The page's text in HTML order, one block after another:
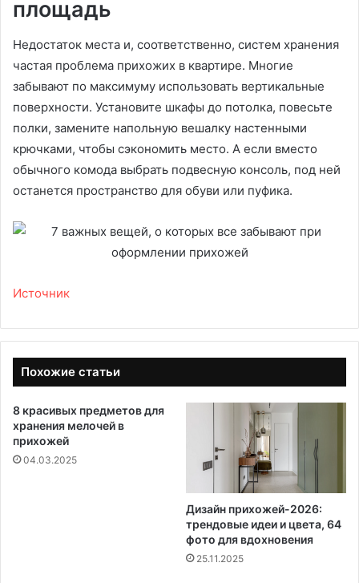
площадь
Недостаток места и, соответственно, систем хранения
частая проблема прихожих в квартире. Многие
забывают по максимуму использовать вертикальные
поверхности. Установите шкафы до потолка, повесьте
полки, замените напольную вешалку настенными
крючками, чтобы сэкономить место. А если вместо
обычного комода выбрать подвесную консоль, под ней
останется пространство для обуви или пуфика.
Источник
Похожие статьи
8 красивых предметов для
хранения мелочей в
прихожей
04.03.2025
Дизайн прихожей-2026:
трендовые идеи и цвета, 64
фото для вдохновения
25.11.2025